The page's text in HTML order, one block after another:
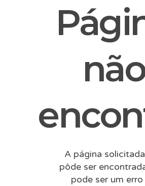
não
A página
pôde ser
pode ser um